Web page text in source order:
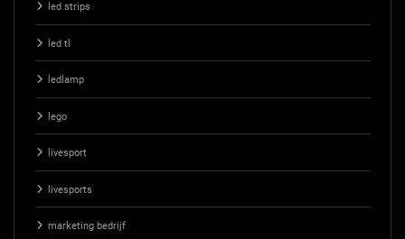
led strips
led tl
ledlamp
lego
livesport
livesports
marketing bedrijf